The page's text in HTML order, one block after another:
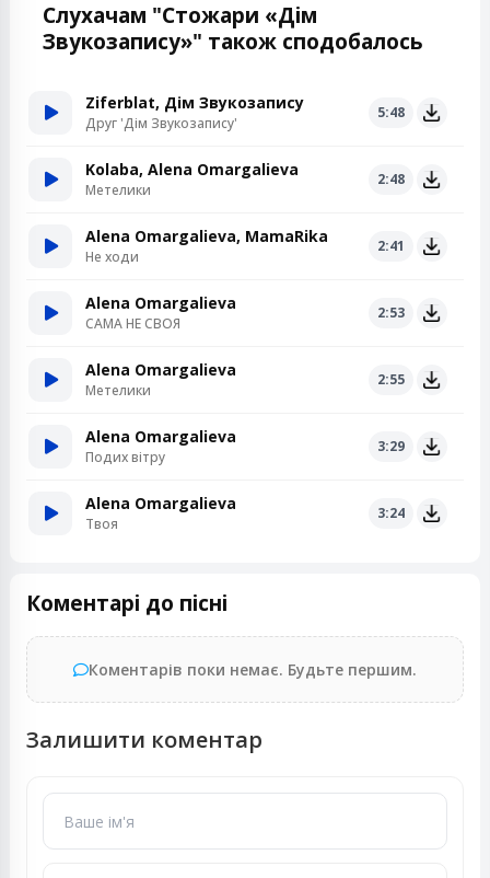
Слухачам "Стожари «Дім
Звукозапису»" також сподобалось
Ziferblat, Дім Звукозапису
Друг 'Дім Звукозапису'
5:48
Kolaba, Alena Omargalieva
Метелики
2:48
Alena Omargalieva, MamaRika
Не ходи
2:41
Alena Omargalieva
САМА НЕ СВОЯ
2:53
Alena Omargalieva
Метелики
2:55
Alena Omargalieva
Подих вітру
3:29
Alena Omargalieva
Твоя
3:24
Коментарі до пісні
Коментарів поки немає. Будьте першим.
Залишити коментар